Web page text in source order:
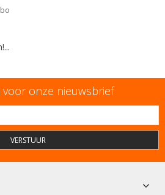
voor onze nieuwsbrief
VERSTUUR